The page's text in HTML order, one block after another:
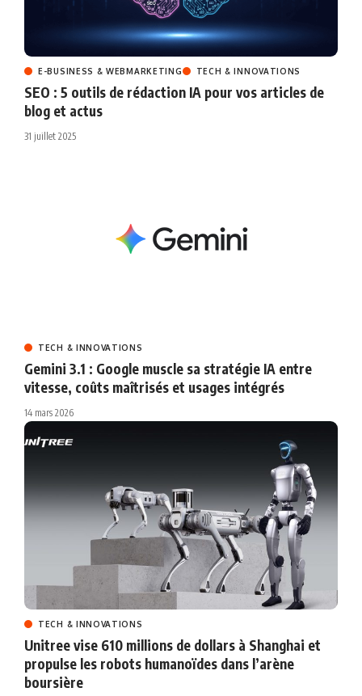
E-BUSINESS & WEBMARKETING TECH & INNOVATIONS
SEO : 5 outils de rédaction IA pour vos articles de
blog et actus
31 juillet 2025
TECH & INNOVATIONS
Gemini 3.1 : Google muscle sa stratégie IA entre
vitesse, coûts maîtrisés et usages intégrés
14 mars 2026
TECH & INNOVATIONS
Unitree vise 610 millions de dollars à Shanghai et
propulse les robots humanoïdes dans l’arène
boursière